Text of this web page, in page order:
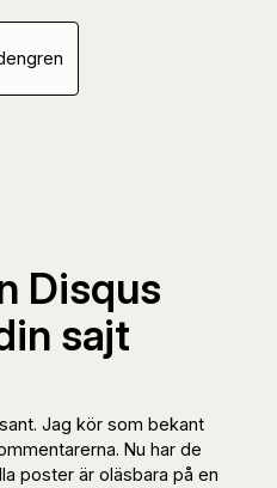
Disqus
sajt
Jag kör som bekant
Nu har de
poster är oläsbara på en